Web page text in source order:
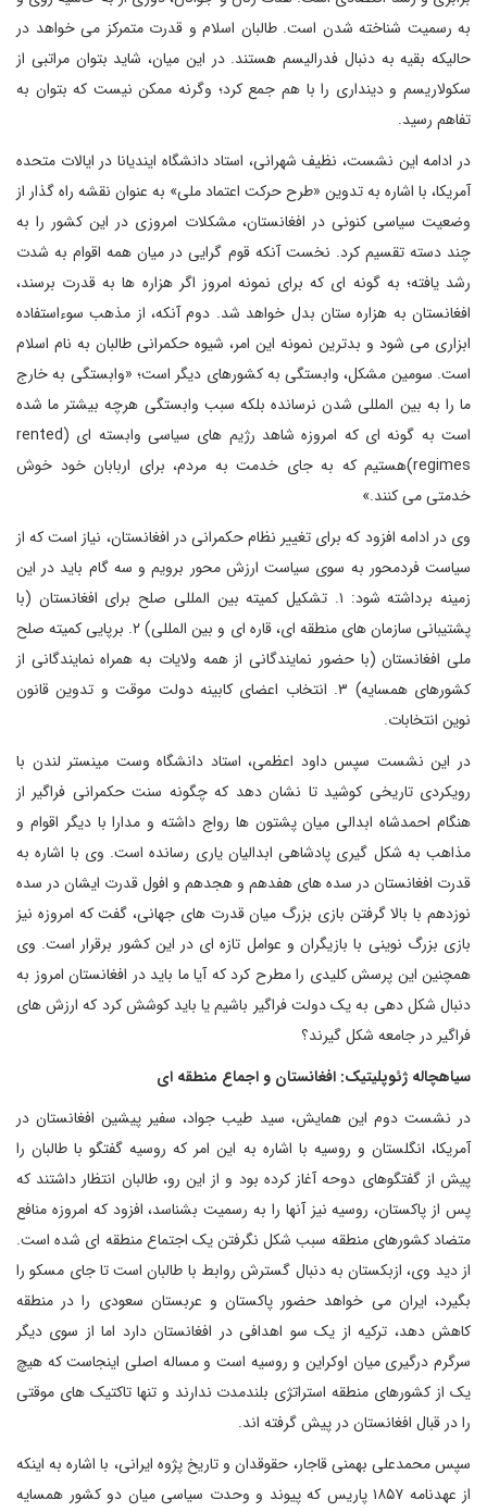
به رسمیت شناخته شدن است. طالبان اسلام و قدرت متمرکز می خواهد در
حالیکه بقیه به دنبال فدرالیسم هستند. در این میان، شاید بتوان مراتبی از
سکولاریسم و دینداری را با هم جمع کرد؛ وگرنه ممکن نیست که بتوان به
تفاهم رسید.
در ادامه این نشست، نظیف شهرانی، استاد دانشگاه ایندیانا در ایالات متحده
آمریکا، با اشاره به تدوین «طرح حرکت اعتماد ملی» به عنوان نقشه راه گذار از
وضعیت سیاسی کنونی در افغانستان، مشکلات امروزی در این کشور را به
چند دسته تقسیم کرد. نخست آنکه قوم گرایی در میان همه اقوام به شدت
رشد یافته؛ به گونه ای که برای نمونه امروز اگر هزاره ها به قدرت برسند،
افغانستان به هزاره ستان بدل خواهد شد. دوم آنکه، از مذهب سوءاستفاده
ابزاری می شود و بدترین نمونه این امر، شیوه حکمرانی طالبان به نام اسلام
است. سومین مشکل، وابستگی به کشورهای دیگر است؛ «وابستگی به خارج
ما را به بین المللی شدن نرسانده بلکه سبب وابستگی هرچه بیشتر ما شده
است به گونه ای که امروزه شاهد رژیم های سیاسی وابسته ای (rented
regimes)هستیم که به جای خدمت به مردم، برای اربابان خود خوش
خدمتی می کنند.»
وی در ادامه افزود که برای تغییر نظام حکمرانی در افغانستان، نیاز است که از
سیاست فردمحور به سوی سیاست ارزش محور برویم و سه گام باید در این
زمینه برداشته شود: ۱. تشکیل کمیته بین المللی صلح برای افغانستان (با
پشتیبانی سازمان های منطقه ای، قاره ای و بین المللی) ۲. برپایی کمیته صلح
ملی افغانستان (با حضور نمایندگانی از همه ولایات به همراه نمایندگانی از
کشورهای همسایه) ۳. انتخاب اعضای کابینه دولت موقت و تدوین قانون
نوین انتخابات.
در این نشست سپس داود اعظمی، استاد دانشگاه وست مینستر لندن با
رویکردی تاریخی کوشید تا نشان دهد که چگونه سنت حکمرانی فراگیر از
هنگام احمدشاه ابدالی میان پشتون ها رواج داشته و مدارا با دیگر اقوام و
مذاهب به شکل گیری پادشاهی ابدالیان یاری رسانده است. وی با اشاره به
قدرت افغانستان در سده های هفدهم و هجدهم و افول قدرت ایشان در سده
نوزدهم با بالا گرفتن بازی بزرگ میان قدرت های جهانی، گفت که امروزه نیز
بازی بزرگ نوینی با بازیگران و عوامل تازه ای در این کشور برقرار است. وی
همچنین این پرسش کلیدی را مطرح کرد که آیا ما باید در افغانستان امروز به
دنبال شکل دهی به یک دولت فراگیر باشیم یا باید کوشش کرد که ارزش های
فراگیر در جامعه شکل گیرند؟
سیاهچاله ژئوپلیتیک: افغانستان و اجماع منطقه ای
در نشست دوم این همایش، سید طیب جواد، سفیر پیشین افغانستان در
آمریکا، انگلستان و روسیه با اشاره به این امر که روسیه گفتگو با طالبان را
پیش از گفتگوهای دوحه آغاز کرده بود و از این رو، طالبان انتظار داشتند که
پس از پاکستان، روسیه نیز آنها را به رسمیت بشناسد، افزود که امروزه منافع
متضاد کشورهای منطقه سبب شکل نگرفتن یک اجتماع منطقه ای شده است.
از دید وی، ازبکستان به دنبال گسترش روابط با طالبان است تا جای مسکو را
بگیرد، ایران می خواهد حضور پاکستان و عربستان سعودی را در منطقه
کاهش دهد، ترکیه از یک سو اهدافی در افغانستان دارد اما از سوی دیگر
سرگرم درگیری میان اوکراین و روسیه است و مساله اصلی اینجاست که هیچ
یک از کشورهای منطقه استراتژی بلندمدت ندارند و تنها تاکتیک های موقتی
را در قبال افغانستان در پیش گرفته اند.
سپس محمدعلی بهمنی قاجار، حقوقدان و تاریخ پژوه ایرانی، با اشاره به اینکه
از عهدنامه ۱۸۵۷ پاریس که پیوند و وحدت سیاسی میان دو کشور همسایه